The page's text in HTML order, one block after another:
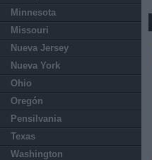
Minnesota
Missouri
Nueva Jersey
Nueva York
Ohio
Oregón
Pensilvania
Texas
Washington